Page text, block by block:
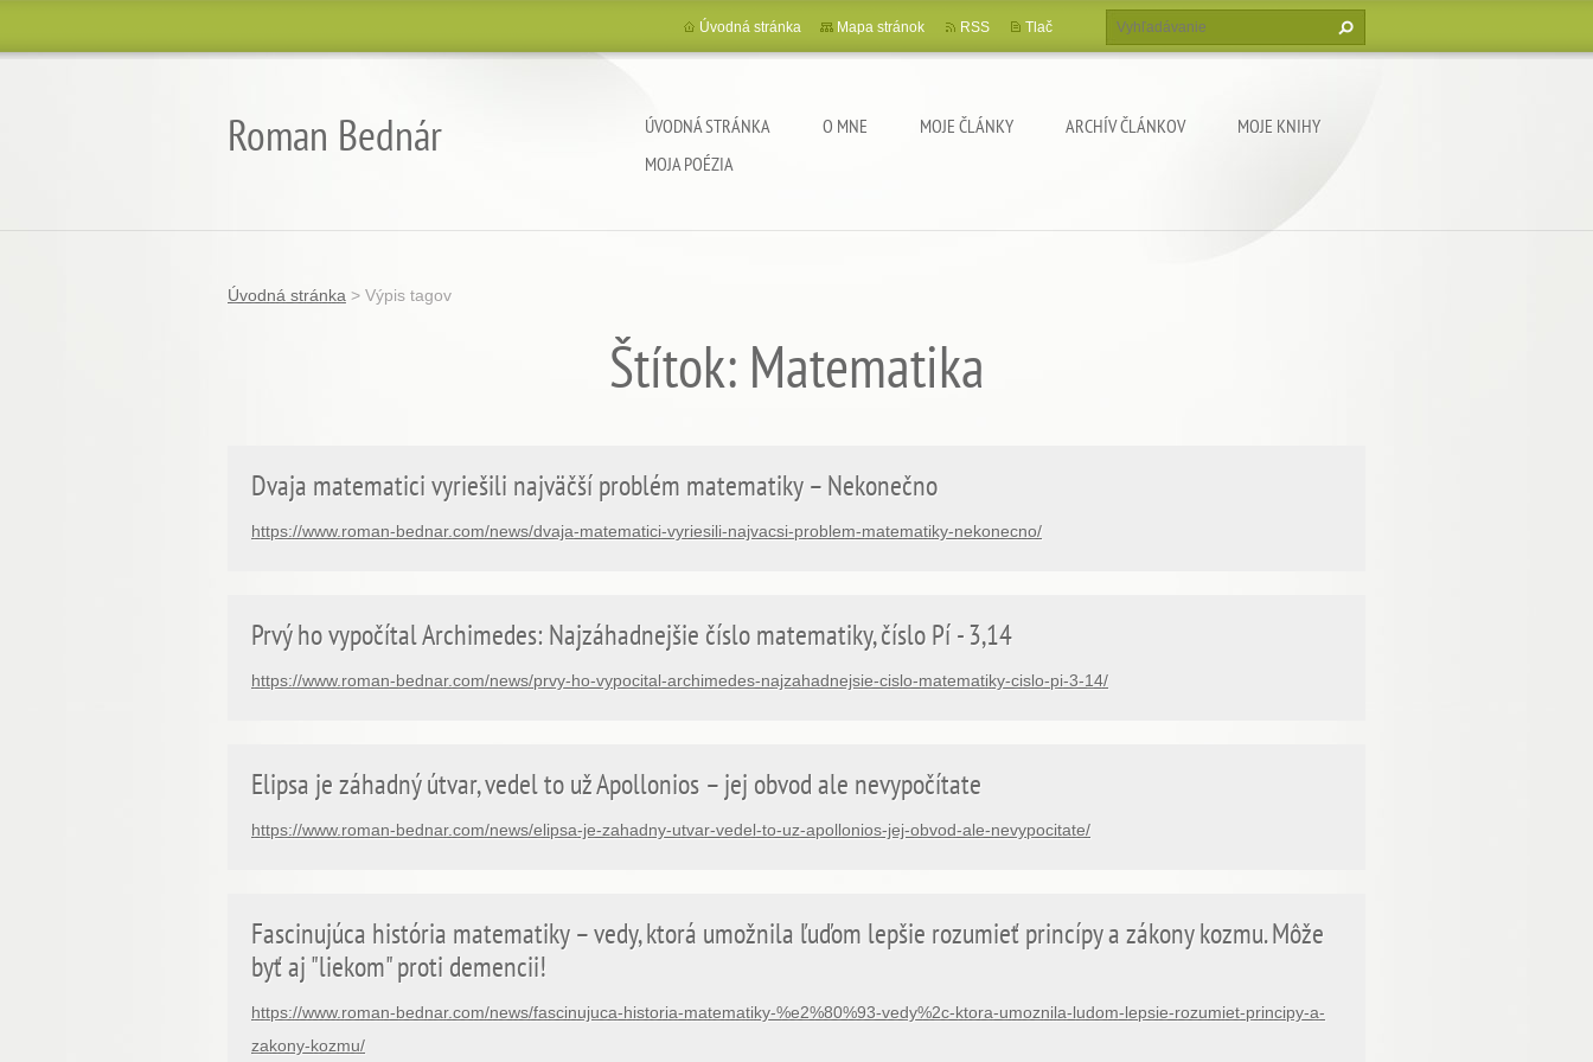
Roman Bednár ÚVODNÁ STRÁNKA O MNE MOJE ČLÁNKY ARCHÍV ČLÁNKOV
MOJE KNIHY
MOJA POÉZIA
Úvodná stránka Mapa stránok RSS Tlač
Úvodná stránka > Výpis tagov
Štítok: Matematika
Dvaja matematici vyriešili najväčší problém matematiky – Nekonečno
https://www.roman-bednar.com/news/dvaja-matematici-vyriesili-najvacsi-problem-matematiky-nekonecno/
Prvý ho vypočítal Archimedes: Najzáhadnejšie číslo matematiky, číslo Pí - 3,14
https://www.roman-bednar.com/news/prvy-ho-vypocital-archimedes-najzahadnejsie-cislo-matematiky-cislo-pi-3-14/
Elipsa je záhadný útvar, vedel to už Apollonios – jej obvod ale nevypočítate
https://www.roman-bednar.com/news/elipsa-je-zahadny-utvar-vedel-to-uz-apollonios-jej-obvod-ale-nevypocitate/
Fascinujúca história matematiky – vedy, ktorá umožnila ľuďom lepšie rozumieť princípy a zákony kozmu. Môže
byť aj "liekom" proti demencii!
https://www.roman-bednar.com/news/fascinujuca-historia-matematiky-%e2%80%93-vedy%2c-ktora-umoznila-ludom-lepsie-rozumiet-principy-a-
zakony-kozmu/